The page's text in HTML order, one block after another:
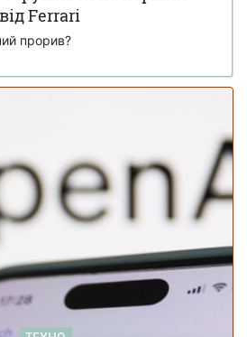
Ferrari
прорив?